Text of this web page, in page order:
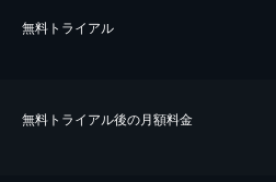
無料トライアル
無料トライアル後の⽉額料金